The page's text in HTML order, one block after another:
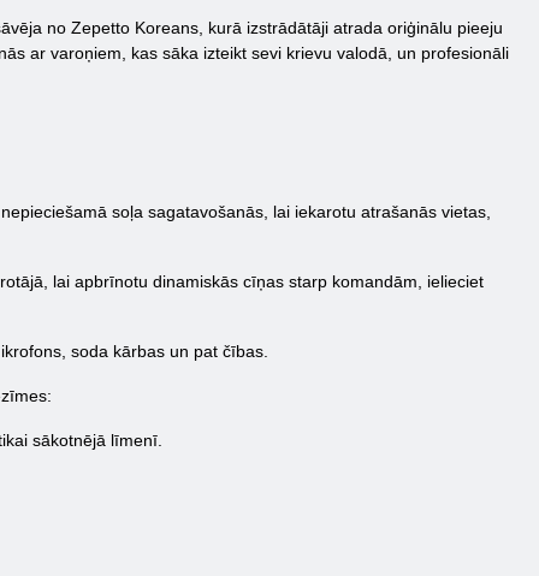
no Zepetto Koreans, kurā izstrādātāji atrada oriģinālu pieeju
ar varoņiem, kas sāka izteikt sevi krievu valodā, un profesionāli
soļa sagatavošanās, lai iekarotu atrašanās vietas,
lai apbrīnotu dinamiskās cīņas starp komandām, ielieciet
soda kārbas un pat čības.
sākotnējā līmenī.